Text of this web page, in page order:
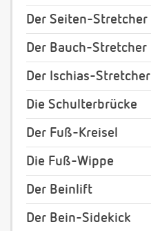
Der Seiten-Stretcher
Der Bauch-Stretcher
Der Ischias-Stretcher
Die Schulterbrücke
Der Fuß-Kreisel
Die Fuß-Wippe
Der Beinlift
Der Bein-Sidekick